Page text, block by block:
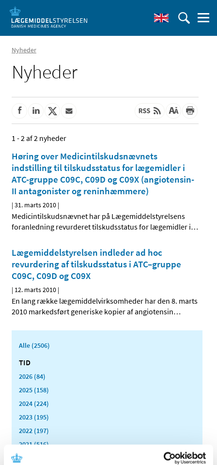
Nyheder
Nyheder
1 - 2 af 2 nyheder
Høring over Medicintilskudsnævnets
indstilling til tilskudsstatus for lægemidler i
ATC-gruppe C09C, C09D og C09X (angiotensin-
II antagonister og reninhæmmere)
|31. marts 2010 |
Medicintilskudsnævnet har på Lægemiddelstyrelsens
foranledning revurderet tilskudsstatus for lægemidler i…
Lægemiddelstyrelsen indleder ad hoc
revurdering af tilskudsstatus i ATC–gruppe
C09C, C09D og C09X
| 12. marts 2010 |
En lang række lægemiddelvirksomheder har den 8. marts
2010 markedsført generiske kopier af angiotensin…
Alle (2506)
TID
2026 (84)
2025 (158)
2024 (224)
2023 (195)
2022 (197)
2021 (516)
2020 (263)